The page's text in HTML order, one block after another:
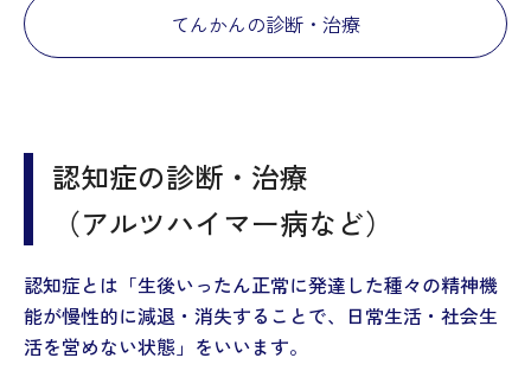
てんかんの診断・治療
認知症の診断・治療
（アルツハイマー病など）
認知症とは「生後いったん正常に発達した種々の精神機
能が慢性的に減退・消失することで、日常生活・社会生
活を営めない状態」をいいます。